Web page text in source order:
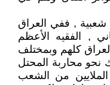
شعبية , ففي العراق
, الفقيه الأعظم
كلهم وبمختلف
نحو محاربة المحتل
من الشعب